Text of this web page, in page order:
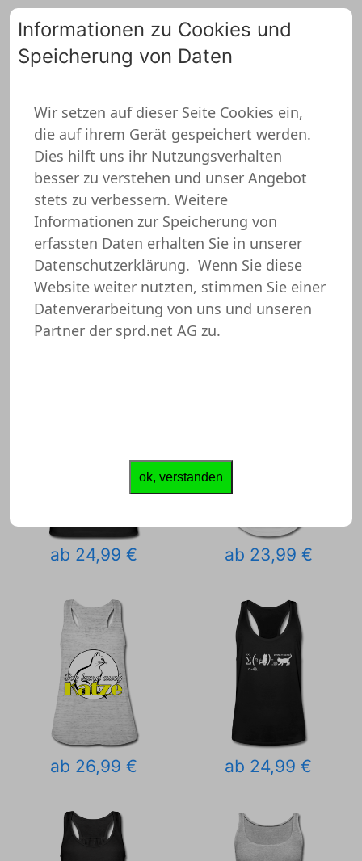
Katzen Tank Top
ab 24,99 € ab 23,99 €
ab 26,99 € ab 24,99 €
Informationen zu Cookies und
Speicherung von Daten
Wir setzen auf dieser Seite Cookies ein,
die auf ihrem Gerät gespeichert werden.
Dies hilft uns ihr Nutzungsverhalten
besser zu verstehen und unser Angebot
stets zu verbessern. Weitere
Informationen zur Speicherung von
erfassten Daten erhalten Sie in unserer
Datenschutzerklärung. Wenn Sie diese
Website weiter nutzten, stimmen Sie einer
Datenverarbeitung von uns und unseren
Partner der sprd.net AG zu.
ok, verstanden